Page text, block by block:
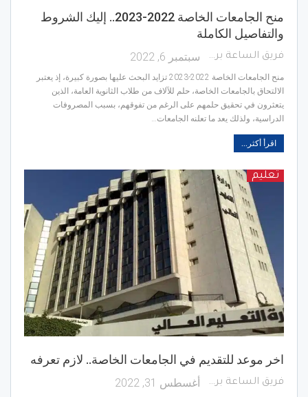
منح الجامعات الخاصة 2022-2023.. إليك الشروط
والتفاصيل الكاملة
فريق الساعة برس سبتمبر 6, 2022
منح الجامعات الخاصة 2022-2023 تزايد البحث عليها بصورة كبيرة، إذ يعتبر
الالتحاق بالجامعات الخاصة، حلم للآلاف من طلاب الثانوية العامة، الذين
يتعثرون في تحقيق حلمهم على الرغم من تفوقهم، بسبب المصروفات
الدراسية، ولذلك يعد ما تعلنه الجامعات…
اقرأ أكثر...
تعليم
اخر موعد للتقديم في الجامعات الخاصة.. لازم تعرفه
فريق الساعة برس أغسطس 31, 2022